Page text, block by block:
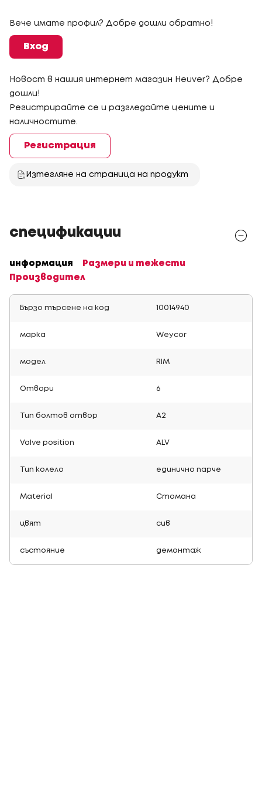
Вече имате профил? Добре дошли обратно!
Вход
Новост в нашия интернет магазин Heuver? Добре
дошли!
Регистрирайте се и разгледайте цените и
наличностите.
Регистрация
Изтегляне на страница на продукт
спецификации
информация
Размери и тежести
Производител
Бързо търсене на код 10014940
марка Weycor
модел RIM
Отвори 6
Тип болтов отвор A2
Valve position ALV
Тип колело единично парче
Material Стомана
цвят сив
състояние демонтаж